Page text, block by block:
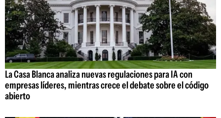
La Casa Blanca analiza nuevas regulaciones para IA con
empresas líderes, mientras crece el debate sobre el código
abierto